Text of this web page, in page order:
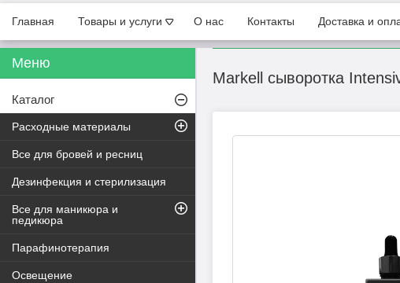
Главная Товары и услуги О нас Контакты Доставка и
Markell сыворотка
Каталог
Расходные материалы
Все для бровей и ресниц
Дезинфекция и стерилизация
Все для маникюра и
педикюра
Парафинотерапия
Освещение